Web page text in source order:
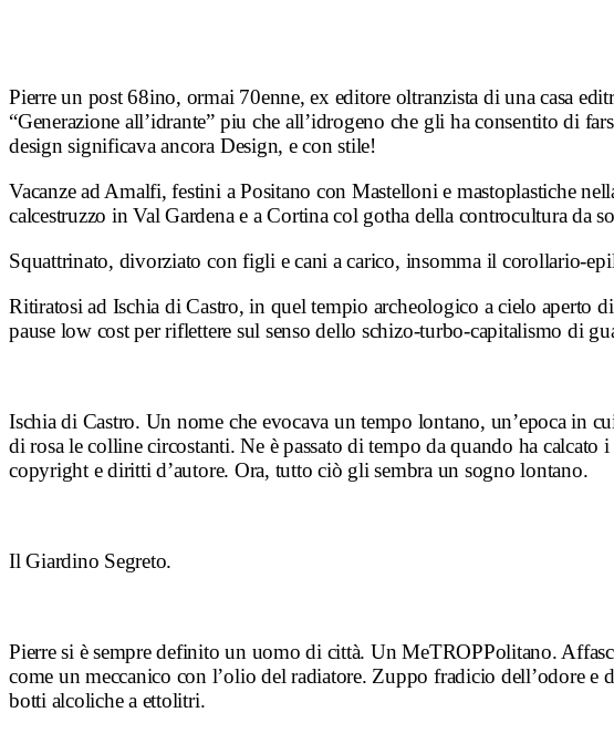
Pierre un post 68ino, ormai 70enne, ex editore oltranzista di una casa
“Generazione all’idrante” piu che all’idrogeno che gli ha consentito di
design significava ancora Design, e con stile!
Vacanze ad Amalfi, festini a Positano con Mastelloni e mastoplastiche
calcestruzzo in Val Gardena e a Cortina col gotha della controcultura
Squattrinato, divorziato con figli e cani a carico, insomma il corollario-
Ritiratosi ad Ischia di Castro, in quel tempio archeologico a cielo aperto
pause low cost per riflettere sul senso dello schizo-turbo-capitalismo di
Ischia di Castro. Un nome che evocava un tempo lontano, un’epoca in
di rosa le colline circostanti. Ne è passato di tempo da quando ha
copyright e diritti d’autore. Ora, tutto ciò gli sembra un sogno lontano.
Il Giardino Segreto.
Pierre si è sempre definito un uomo di città. Un MeTROPPolitano.
come un meccanico con l’olio del radiatore. Zuppo fradicio dell’odore
botti alcoliche a ettolitri.